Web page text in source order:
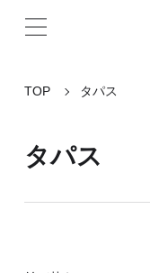
TOP タパス
タパス